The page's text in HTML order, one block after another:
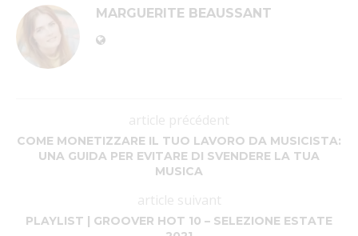
MARGUERITE BEAUSSANT
article précédent
COME MONETIZZARE IL TUO LAVORO DA MUSICISTA:
UNA GUIDA PER EVITARE DI SVENDERE LA TUA
MUSICA
article suivant
PLAYLIST | GROOVER HOT 10 – SELEZIONE ESTATE